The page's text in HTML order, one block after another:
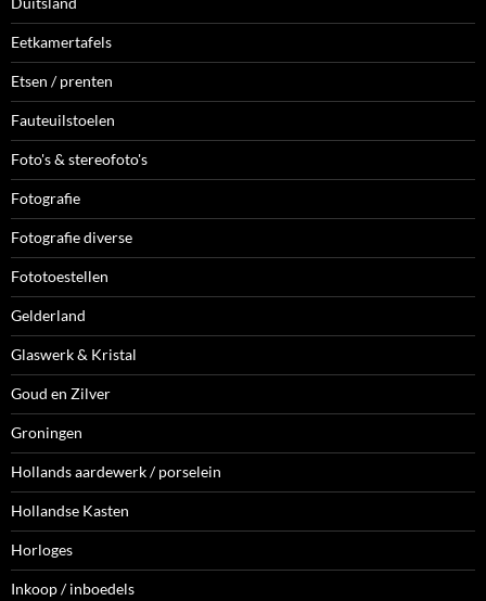
Eetkamertafels
Etsen / prenten
Fauteuilstoelen
Foto's & stereofoto's
Fotografie
Fotografie diverse
Fototoestellen
Gelderland
Glaswerk & Kristal
Goud en Zilver
Groningen
Hollands aardewerk / porselein
Hollandse Kasten
Horloges
Inkoop / inboedels